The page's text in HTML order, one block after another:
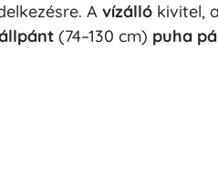
A vízálló kivitel, a
(74–130 cm) puha